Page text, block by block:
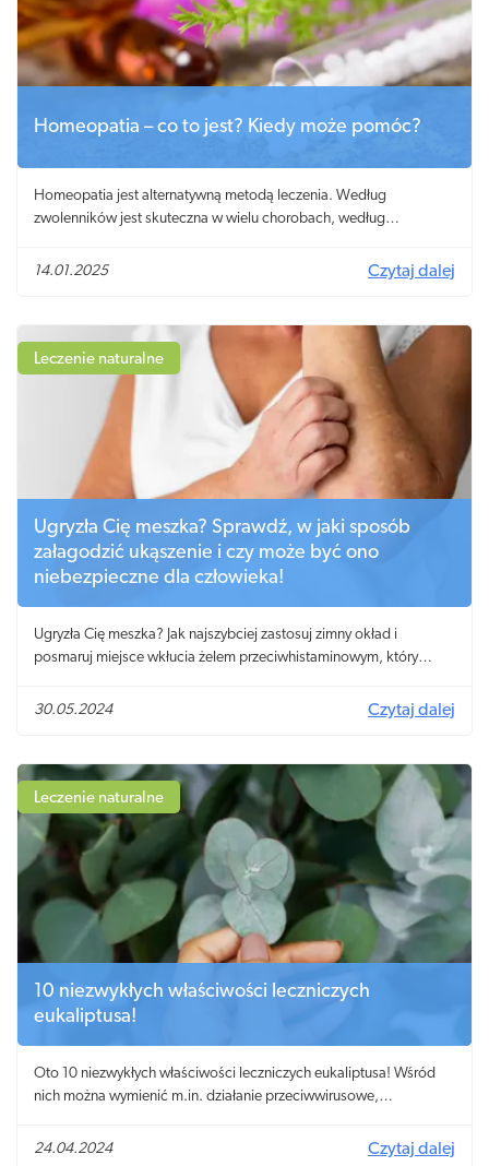
Homeopatia – co to jest? Kiedy może pomóc?
Homeopatia jest alternatywną metodą leczenia. Według
zwolenników jest skuteczna w wielu chorobach, według
14.01.2025
Czytaj dalej
Leczenie naturalne
Ugryzła Cię meszka? Sprawdź, w jaki sposób
załagodzić ukąszenie i czy może być ono
niebezpieczne dla człowieka!
Ugryzła Cię meszka? Jak najszybciej zastosuj zimny okład i
posmaruj miejsce wkłucia żelem przeciwhistaminowym, który
30.05.2024
Czytaj dalej
Leczenie naturalne
10 niezwykłych właściwości leczniczych
eukaliptusa!
Oto 10 niezwykłych właściwości leczniczych eukaliptusa! Wśród
nich można wymienić m.in. działanie przeciwwirusowe,
24.04.2024
Czytaj dalej